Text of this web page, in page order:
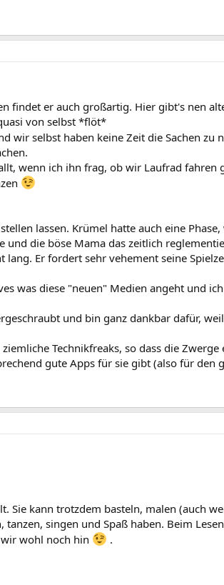
findet er auch großartig. Hier gibt's nen
von selbst *flöt*
wir selbst haben keine Zeit die Sachen zu
wenn ich ihn frag, ob wir Laufrad fahren
lassen. Krümel hatte auch eine
und die böse Mama das zeitlich
Er fordert sehr vehement seine
was diese "neuen" Medien angeht und
und bin ganz dankbar dafür,
Technikfreaks, so dass die Zwerge
gute Apps für sie gibt (also für den
Sie kann trotzdem basteln, malen (auch
singen und Spaß haben. Beim
wohl noch hin
.